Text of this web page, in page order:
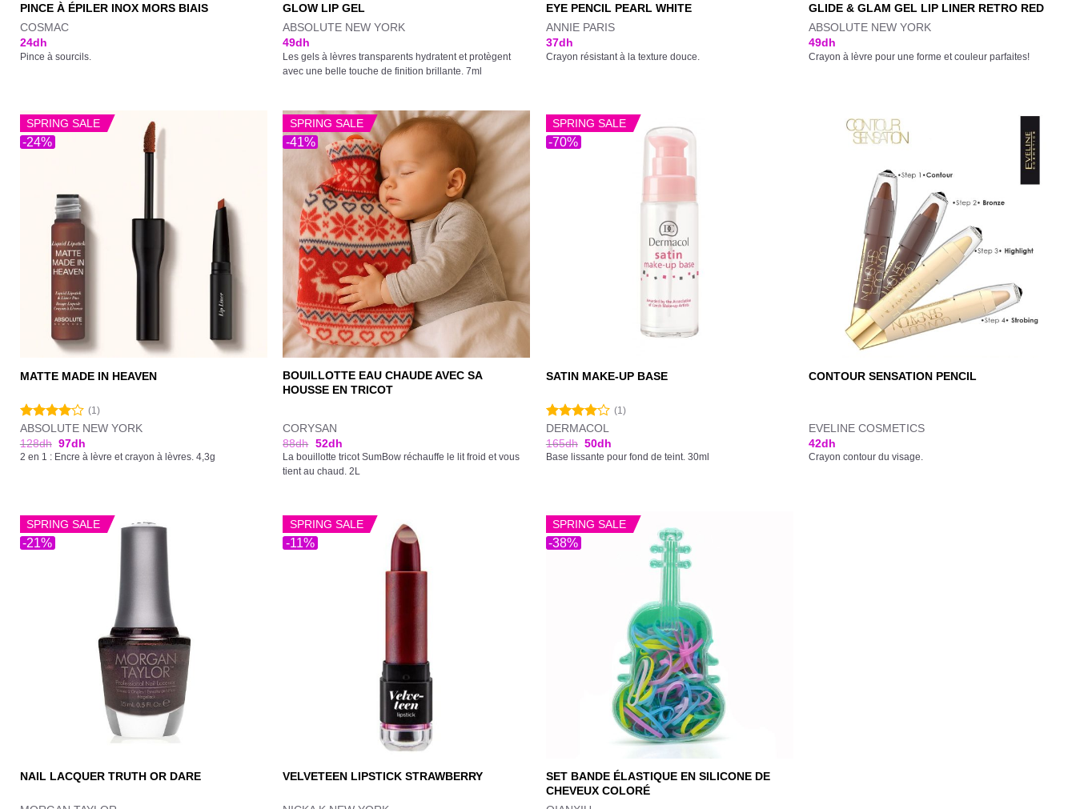
PINCE À ÉPILER INOX MORS BIAIS
COSMAC
24dh
Pince à sourcils.
GLOW LIP GEL
ABSOLUTE NEW YORK
49dh
Les gels à lèvres transparents hydratent et protègent
avec une belle touche de finition brillante. 7ml
EYE PENCIL PEARL WHITE
ANNIE PARIS
37dh
Crayon résistant à la texture douce.
GLIDE & GLAM GEL LIP LINER RETRO RED
ABSOLUTE NEW YORK
49dh
Crayon à lèvre pour une forme et couleur parfaites!
-24%
SPRING SALE
MATTE MADE IN HEAVEN
Note
4.00sur
5
(1)
ABSOLUTE NEW YORK
128dh 97dh
2 en 1 : Encre à lèvre et crayon à lèvres. 4,3g
-41%
SPRING SALE
BOUILLOTTE EAU CHAUDE AVEC SA
HOUSSE EN TRICOT
CORYSAN
88dh 52dh
La bouillotte tricot SumBow réchauffe le lit froid et vous
tient au chaud. 2L
-70%
SPRING SALE
SATIN MAKE-UP BASE
Note
4.00sur
5
(1)
DERMACOL
165dh 50dh
Base lissante pour fond de teint. 30ml
CONTOUR SENSATION PENCIL
EVELINE COSMETICS
42dh
Crayon contour du visage.
-21%
SPRING SALE
NAIL LACQUER TRUTH OR DARE
-11%
SPRING SALE
VELVETEEN LIPSTICK STRAWBERRY
-38%
SPRING SALE
SET BANDE ÉLASTIQUE EN SILICONE DE
CHEVEUX COLORÉ